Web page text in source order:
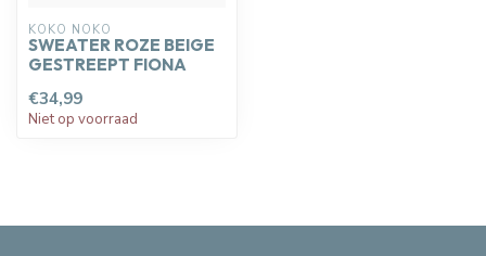
KOKO NOKO
SWEATER ROZE BEIGE
GESTREEPT FIONA
€34,99
Niet op voorraad